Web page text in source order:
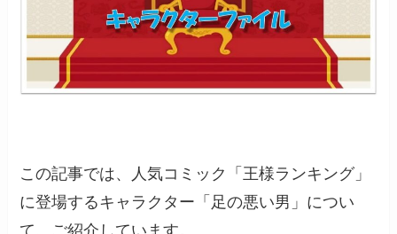
この記事では、人気コミック「王様ランキング」
に登場するキャラクター「足の悪い男」につい
て、ご紹介しています。